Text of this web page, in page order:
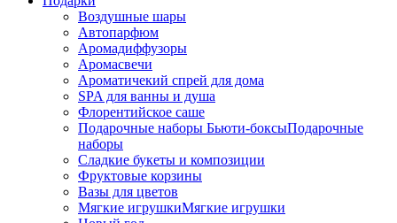
Воздушные шары
Автопарфюм
Аромадиффузоры
Аромасвечи
Ароматичекий спрей для дома
SPA для ванны и душа
Флорентийское саше
Подарочные наборы Бьюти-боксыПодарочные
наборы
Сладкие букеты и композиции
Фруктовые корзины
Вазы для цветов
Мягкие игрушкиМягкие игрушки